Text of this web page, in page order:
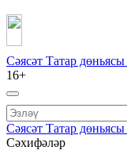
Сәясәт Татар дөньясы
16+
Сәясәт Татар дөньясы
Сәхифәләр